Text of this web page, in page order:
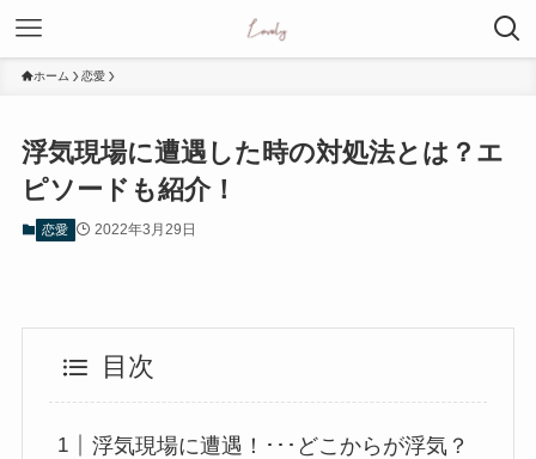
ホーム 恋愛
浮気現場に遭遇した時の対処法とは？エ
ピソードも紹介！
恋愛 2022年3月29日
目次
浮気現場に遭遇！･･･どこからが浮気？